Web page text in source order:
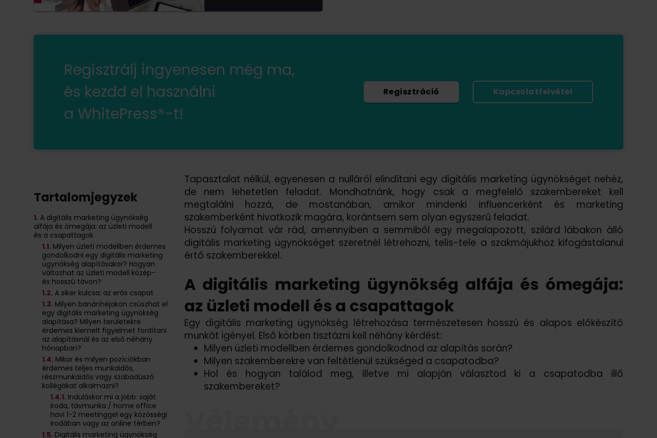
Regisztrálj ingyenesen még ma,
és kezdd el használni
a WhitePress®-t!
Regisztráció Kapcsolatfelvétel
Tartalomjegyzek
1. A digitális marketing ügynökség
alfája és ómegája: az üzleti modell
és a csapattagok
1.1. Milyen üzleti modellben érdemes
gondolkodni egy digitális marketing
ügynökség alapításakor? Hogyan
változhat az üzleti modell közép-
és hosszú távon?
1.2. A siker kulcsa: az erős csapat
1.3. Milyen banánhéjakon csúszhat el
egy digitális marketing ügynökség
alapítása? Milyen területekre
érdemes kiemelt figyelmet fordítani
az alapításnál és az első néhány
hónapban?
1.4. Mikor és milyen pozíciókban
érdemes teljes munkaidős,
részmunkaidős vagy szabadúszó
kollégákat alkalmazni?
1.4.1. Induláskor mi a jobb: saját
iroda, távmunka / home office
havi 1-2 meetinggel egy közösségi
irodában vagy az online térben?
1.5. Digitális marketing ügynökség
Tapasztalat nélkül, egyenesen a nulláról elindítani egy digitális marketing ügynökséget nehéz,
de nem lehetetlen feladat. Mondhatnánk, hogy csak a megfelelő szakembereket kell
megtalálni hozzá, de mostanában, amikor mindenki influencerként és marketing
szakemberként hivatkozik magára, korántsem sem olyan egyszerű feladat.
Hosszú folyamat vár rád, amennyiben a semmiből egy megalapozott, szilárd lábakon álló
digitális marketing ügynökséget szeretnél létrehozni, telis-tele a szakmájukhoz kifogástalanul
értő szakemberekkel.
A digitális marketing ügynökség alfája és ómegája:
az üzleti modell és a csapattagok
Egy digitális marketing ügynökség létrehozása természetesen hosszú és alapos előkészítő
munkát igényel. Első körben tisztázni kell néhány kérdést:
Milyen üzleti modellben érdemes gondolkodnod az alapítás során?
Milyen szakemberekre van feltétlenül szükséged a csapatodba?
Hol és hogyan találod meg, illetve mi alapján választod ki a csapatodba illő
szakembereket?